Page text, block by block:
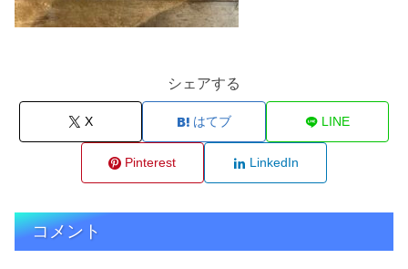
シェアする
X はてブ LINE
Pinterest LinkedIn
コメント